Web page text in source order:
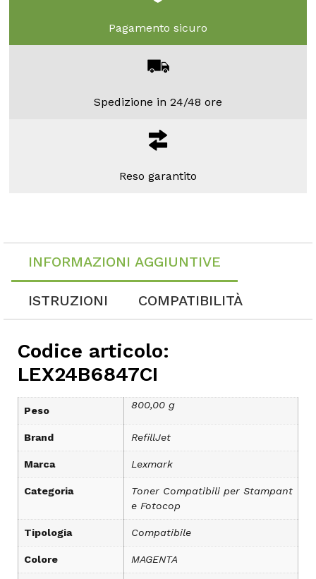
Pagamento sicuro
Spedizione in 24/48 ore
Reso garantito
INFORMAZIONI AGGIUNTIVE
ISTRUZIONI COMPATIBILITÀ
Codice articolo:
LEX24B6847CI
Peso 800,00 g
Brand RefillJet
Marca Lexmark
Categoria
Toner Compatibili per Stampant
e Fotocop
Tipologia Compatibile
Colore MAGENTA